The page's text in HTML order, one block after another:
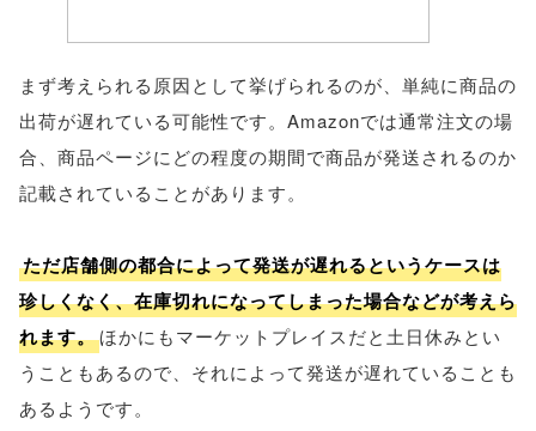
まず考えられる原因として挙げられるのが、単純に商品の
出荷が遅れている可能性です。Amazonでは通常注文の場
合、商品ページにどの程度の期間で商品が発送されるのか
記載されていることがあります。
ただ店舗側の都合によって発送が遅れるというケースは
珍しくなく、在庫切れになってしまった場合などが考えら
れます。ほかにもマーケットプレイスだと土日休みとい
うこともあるので、それによって発送が遅れていることも
あるようです。